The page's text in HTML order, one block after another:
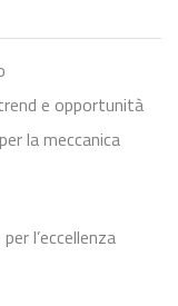
e opportunità
la meccanica
l’eccellenza